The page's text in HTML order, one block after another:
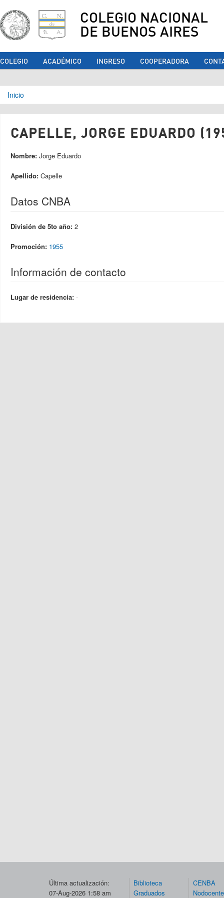
COLEGIO NACIONAL
DE BUENOS AIRES
COLEGIO ACADÉMICO INGRESO COOPERADORA
Se encuentra usted aquí
Inicio
CAPELLE, JORGE EDUARDO
Nombre: Jorge Eduardo
Apellido: Capelle
Datos CNBA
División de 5to año: 2
Promoción: 1955
Información de contacto
Lugar de residencia: -
Última actualización:
07-Aug-2026 1:58 am
Biblioteca
Graduados
CENBA